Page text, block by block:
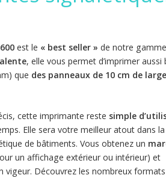
est le « best seller » de notre
, elle vous permet d’imprimer aussi
que des panneaux de 10 cm de
cette imprimante reste simple
Elle sera votre meilleur atout dans la
de bâtiments. Vous obtenez un
un affichage extérieur ou intérieur) et
vigeur. Découvrez les nombreux